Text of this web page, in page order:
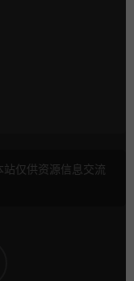
仅供资源信息交流